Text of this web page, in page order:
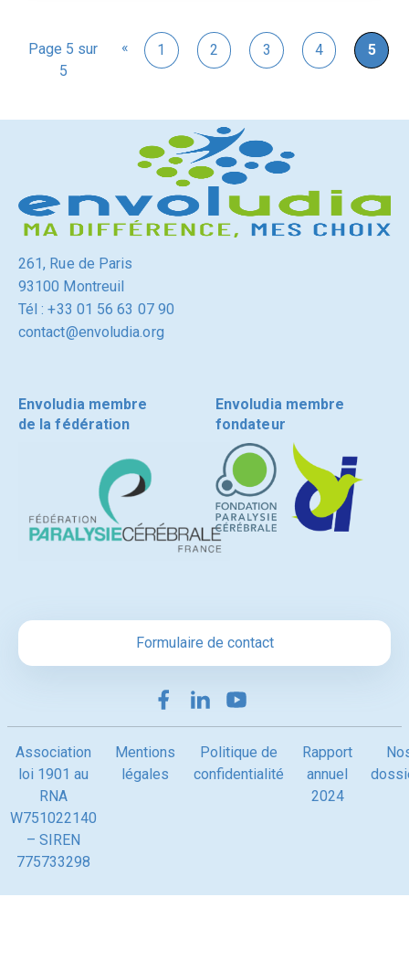
Page 5 sur
5
« 1 2 3 4 5
261, Rue de Paris
93100 Montreuil
Tél : +33 01 56 63 07 90
contact@envoludia.org
Envoludia membre
de la fédération
Envoludia membre
fondateur
Formulaire de contact
Association
loi 1901 au
RNA
W751022140
– SIREN
775733298
Mentions
légales
Politique de
confidentialité
Rapport
annuel
2024